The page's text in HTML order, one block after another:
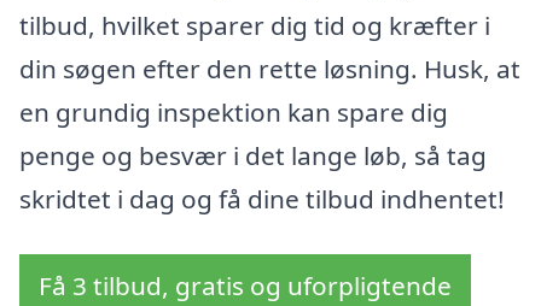
tilbud, hvilket sparer dig tid og kræfter i
din søgen efter den rette løsning. Husk, at
en grundig inspektion kan spare dig
penge og besvær i det lange løb, så tag
skridtet i dag og få dine tilbud indhentet!
Få 3 tilbud, gratis og uforpligtende